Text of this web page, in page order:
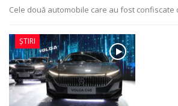
Cele două automobile care au fost
ȘTIRI